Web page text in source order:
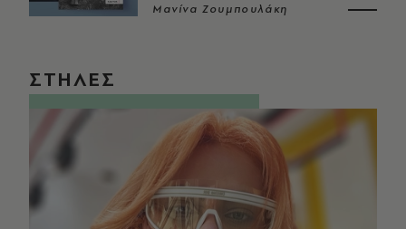
Μανίνα Ζουμπουλάκη
ΣΤΗΛΕΣ